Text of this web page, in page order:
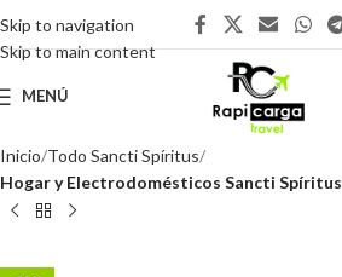
Skip to navigation
Skip to main content
MENÚ
Inicio Todo Sancti Spíritus
Hogar y Electrodomésticos Sancti Spíritus